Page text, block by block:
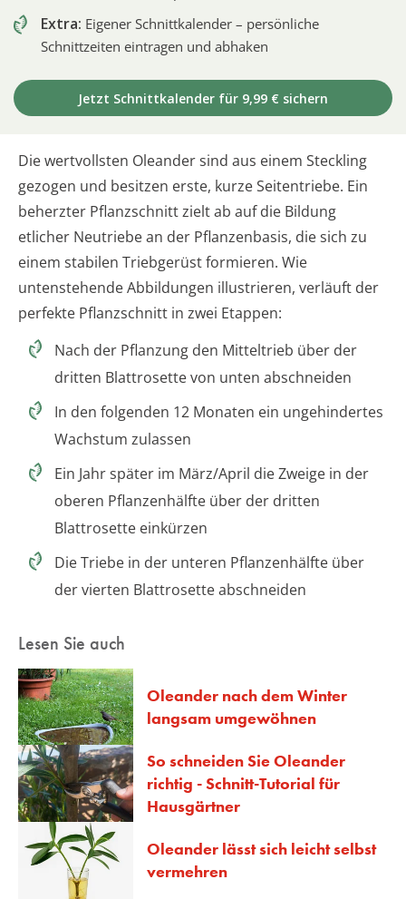
Extra: Eigener Schnittkalender – persönliche
Schnittzeiten eintragen und abhaken
Jetzt Schnittkalender für 9,99 € sichern
Die wertvollsten Oleander sind aus einem Steckling
gezogen und besitzen erste, kurze Seitentriebe. Ein
beherzter Pflanzschnitt zielt ab auf die Bildung
etlicher Neutriebe an der Pflanzenbasis, die sich zu
einem stabilen Triebgerüst formieren. Wie
untenstehende Abbildungen illustrieren, verläuft der
perfekte Pflanzschnitt in zwei Etappen:
Nach der Pflanzung den Mitteltrieb über der
dritten Blattrosette von unten abschneiden
In den folgenden 12 Monaten ein ungehindertes
Wachstum zulassen
Ein Jahr später im März/April die Zweige in der
oberen Pflanzenhälfte über der dritten
Blattrosette einkürzen
Die Triebe in der unteren Pflanzenhälfte über
der vierten Blattrosette abschneiden
Lesen Sie auch
Oleander nach dem Winter
langsam umgewöhnen
So schneiden Sie Oleander
richtig - Schnitt-Tutorial für
Hausgärtner
Oleander lässt sich leicht selbst
vermehren